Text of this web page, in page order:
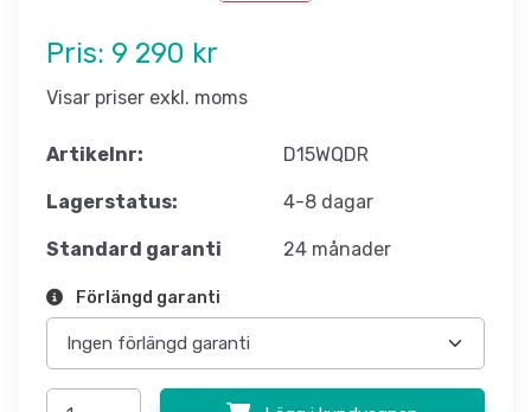
Pris: 9 290 kr
Visar priser exkl. moms
Artikelnr: D15WQDR
Lagerstatus: 4-8 dagar
Standard garanti 24 månader
Förlängd garanti